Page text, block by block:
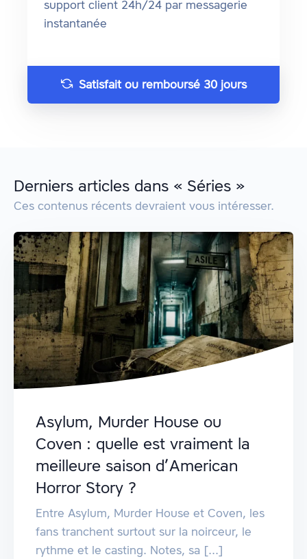
support client 24h/24 par messagerie
instantanée
Satisfait ou remboursé 30 jours
Derniers articles dans « Séries »
Ces contenus récents devraient vous intéresser.
Asylum, Murder House ou
Coven : quelle est vraiment la
meilleure saison d’American
Horror Story ?
Entre Asylum, Murder House et Coven, les
fans tranchent surtout sur la noirceur, le
rythme et le casting. Notes, sa [...]